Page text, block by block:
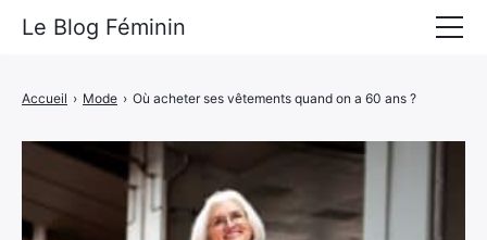
Accueil › Mode › Où acheter ses vêtements quand on a 60 ans ?
Le Blog Féminin
Beauté